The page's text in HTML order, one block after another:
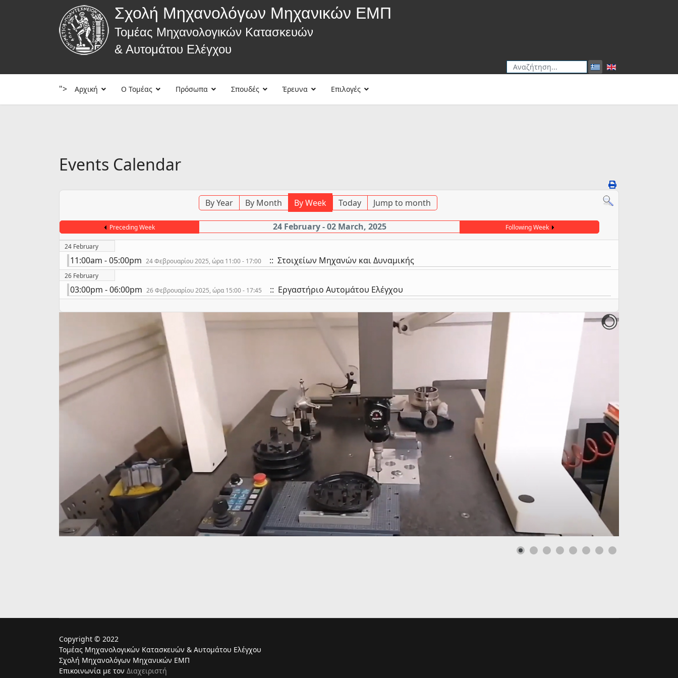
Σχολή Μηχανολόγων Μηχανικών ΕΜΠ
Τομέας Μηχανολογικών Κατασκευών
& Αυτομάτου Ελέγχου
Αναζήτηση
">
Αρχική Ο Τομέας Πρόσωπα Σπουδές Έρευνα Επιλογές
Events Calendar
By Year By Month By Week Today Jump to month
Preceding Week 24 February - 02 March, 2025 Following Week
24 February
11:00am - 05:00pm 24 Φεβρουαρίου 2025, ώρα 11:00 - 17:00 :: Στοιχείων Μηχανών και Δυναμικής
26 February
03:00pm - 06:00pm 26 Φεβρουαρίου 2025, ώρα 15:00 - 17:45 :: Εργαστήριο Αυτομάτου Ελέγχου
Copyright © 2022
Τομέας Μηχανολογικών Κατασκευών & Αυτομάτου Ελέγχου
Σχολή Μηχανολόγων Μηχανικών ΕΜΠ
Επικοινωνία με τον Διαχειριστή